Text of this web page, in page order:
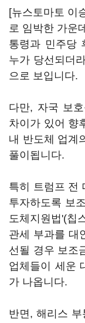
[뉴스토마토 이
로 임박한 가운
통령과 민주당
누가 당선되더
으로 보입니다.
다만, 자국 보
차이가 있어 향
내 반도체 업계
풀이됩니다.
특히 트럼프 전
투자하도록 보
도체지원법'(칩
관세 부과를 대
선될 경우 보조
업체들이 세운
가 나옵니다.
반면, 해리스